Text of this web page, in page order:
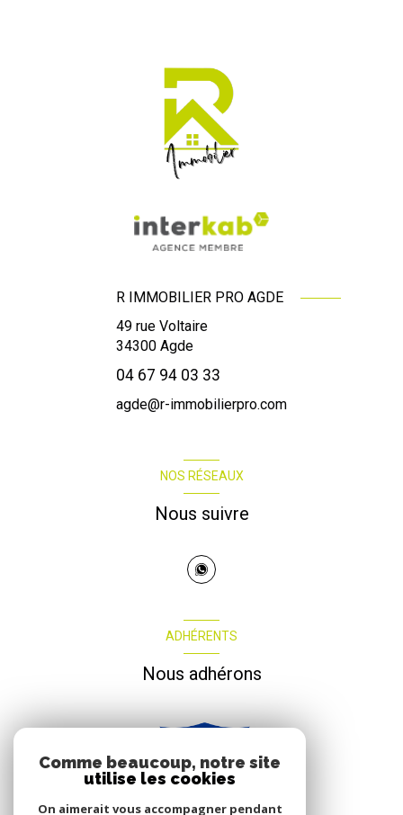
R IMMOBILIER PRO AGDE
49 rue Voltaire
34300 Agde
04 67 94 03 33
agde@r-immobilierpro.com
NOS RÉSEAUX
Nous suivre
ADHÉRENTS
Nous adhérons
Comme beaucoup, notre site
utilise les cookies
On aimerait vous accompagner pendant